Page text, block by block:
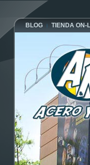
BLOG TIENDA ON-